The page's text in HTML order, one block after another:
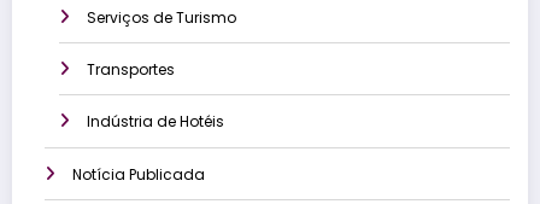
Serviços de Turismo
Transportes
Indústria de Hotéis
Notícia Publicada